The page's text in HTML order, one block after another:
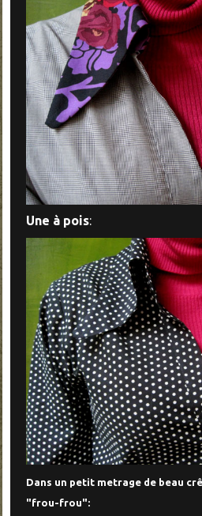
Une à pois:
Dans un petit metrage de beau
"frou-frou":